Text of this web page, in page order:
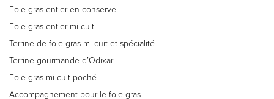
Foie gras entier en conserve
Foie gras entier mi-cuit
Terrine de foie gras mi-cuit et spécialité
Terrine gourmande d’Odixar
Foie gras mi-cuit poché
Accompagnement pour le foie gras